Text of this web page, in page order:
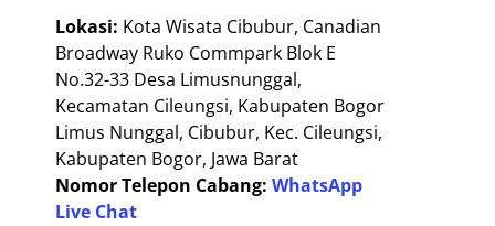
Lokasi: Kota Wisata Cibubur, Canadian
Broadway Ruko Commpark Blok E
No.32-33 Desa Limusnunggal,
Kecamatan Cileungsi, Kabupaten Bogor
Limus Nunggal, Cibubur, Kec. Cileungsi,
Kabupaten Bogor, Jawa Barat
Nomor Telepon Cabang: WhatsApp
Live Chat